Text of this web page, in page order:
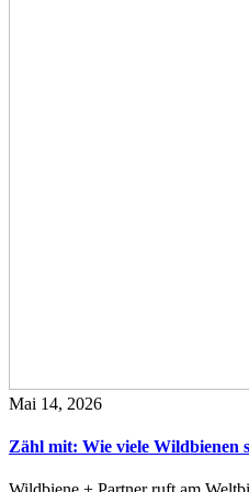
Mai 14, 2026
Zähl mit: Wie viele Wildbienen